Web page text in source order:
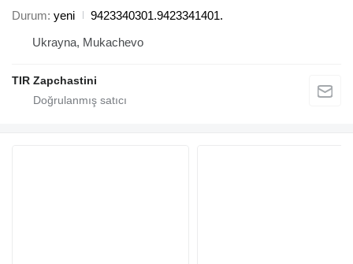
Durum yeni
9423340301.9423341401.
Ukrayna, Mukachevo
TIR Zapchastini